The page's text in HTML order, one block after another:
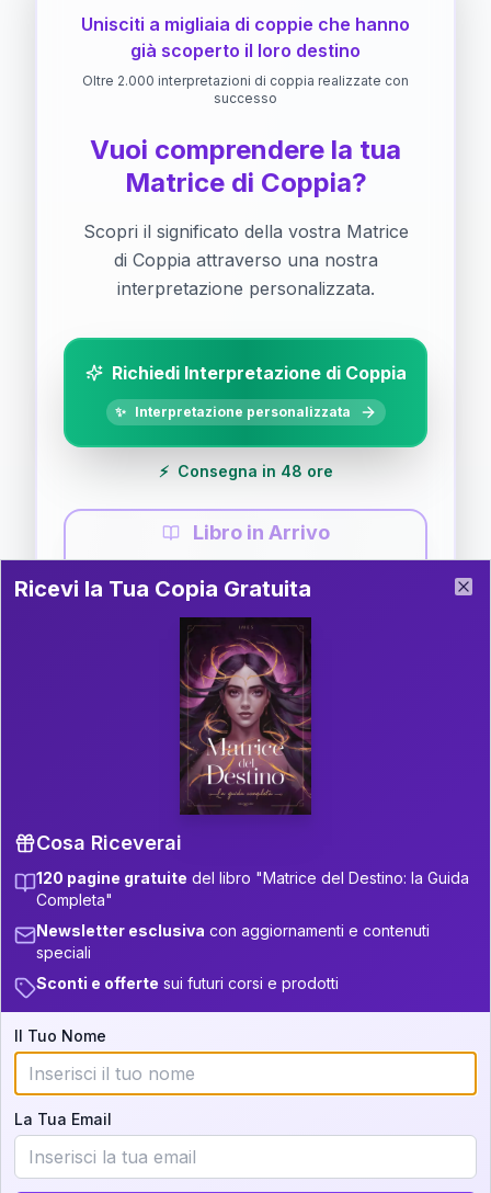
Unisciti a migliaia di coppie che hanno
già scoperto il loro destino
Oltre 2.000 interpretazioni di coppia realizzate con
successo
Vuoi comprendere la tua
Matrice di Coppia?
Scopri il significato della vostra Matrice
di Coppia attraverso una nostra
interpretazione personalizzata.
Richiedi Interpretazione di Coppia
✨ Interpretazione personalizzata
⚡ Consegna in 48 ore
Libro in Arrivo
Guida completa di Coppia
Il libro è in fase di scrittura. Iscriviti alla newsletter
per ricevere aggiornamenti!
P.S. Interpretazione parziale
gratuita
Scorri più in basso per vedere
un'interpretazione parziale gratuita della tua
Iscriviti alla newsletter per ricevere
aggiornamenti quando sarà disponibile.
Cosa scoprirete nella vostra
interpretazione:
💕 Come rafforzare la vostra unione
Ricevi la Tua Copia Gratuita del Libro
Ricevi la Tua Copia Gratuita
Cosa Riceverai
120 pagine gratuite del libro "Matrice del Destino: la Guida
Completa"
Newsletter esclusiva con aggiornamenti e contenuti
speciali
Sconti e offerte sui futuri corsi e prodotti
Il Tuo Nome
La Tua Email